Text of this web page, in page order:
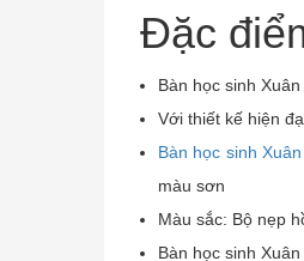
Đặc
Bàn học sinh
Với thiết kế hiện
Bàn học sinh
màu sơn
Màu sắc: Bộ nẹp
Bàn học sinh